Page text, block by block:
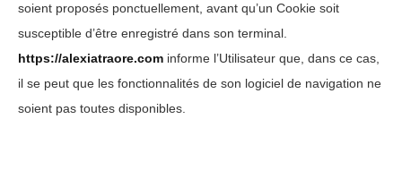
soient proposés ponctuellement, avant qu’un Cookie soit
susceptible d’être enregistré dans son terminal.
https://alexiatraore.com informe l’Utilisateur que, dans ce cas,
il se peut que les fonctionnalités de son logiciel de navigation ne
soient pas toutes disponibles.